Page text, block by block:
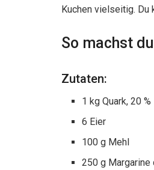
Kuchen vielseitig. Du
So machst
Zutaten:
1 kg Quark, 20
6 Eier
100 g Mehl
250 g Margarine